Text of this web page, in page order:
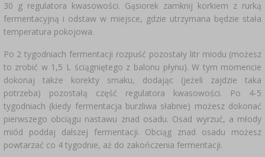
30 g regulatora kwasowości. Gąsiorek zamknij korkiem z rurką
fermentacyjną i odstaw w miejsce, gdzie utrzymana będzie stała
temperatura pokojowa.
Po 2 tygodniach fermentacji rozpuść pozostały litr miodu (możesz
to zrobić w 1,5 L ściągniętego z balonu płynu). W tym momencie
dokonaj także korekty smaku, dodając (jeżeli zajdzie taka
potrzeba) pozostałą część regulatora kwasowości. Po 4-5
tygodniach (kiedy fermentacja burzliwa słabnie) możesz dokonać
pierwszego obciągu nastawu znad osadu. Osad wyrzuć, a młody
miód poddaj dalszej fermentacji. Obciąg znad osadu możesz
powtarzać co 4 tygodnie, aż do zakończenia fermentacji.